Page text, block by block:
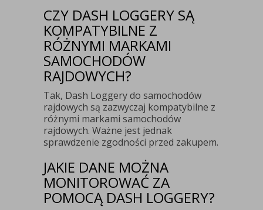
CZY DASH LOGGERY SĄ
KOMPATYBILNE Z
RÓŻNYMI MARKAMI
SAMOCHODÓW
RAJDOWYCH?
Tak, Dash Loggery do samochodów
rajdowych są zazwyczaj kompatybilne z
różnymi markami samochodów
rajdowych. Ważne jest jednak
sprawdzenie zgodności przed zakupem.
JAKIE DANE MOŻNA
MONITOROWAĆ ZA
POMOCĄ DASH LOGGERY?